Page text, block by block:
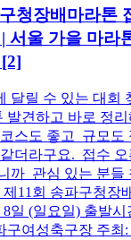
청장배마라톤
서울 가을 마라
[2]
달릴 수 있는 대회
발견하고 바로 정
스도 좋고 규모도
더라구요. 접수
까 관심 있는 분들
11회 송파구청장
8일 (일요일) 출발
구여성축구장 주최